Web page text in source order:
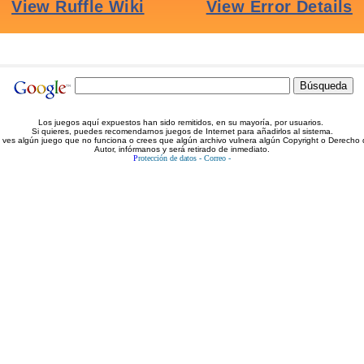
Los juegos aquí expuestos han sido remitidos, en su mayoría, por usuarios.
Si quieres, puedes recomendarnos juegos de Internet para añadirlos al sistema.
ves algún juego que no funciona o crees que algún archivo vulnera algún Copyright o Derecho
Autor, infórmanos y será retirado de inmediato.
Protección de datos - Correo -